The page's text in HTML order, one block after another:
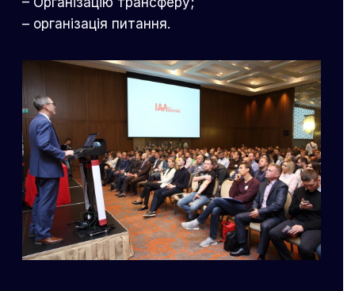
– організація питання.